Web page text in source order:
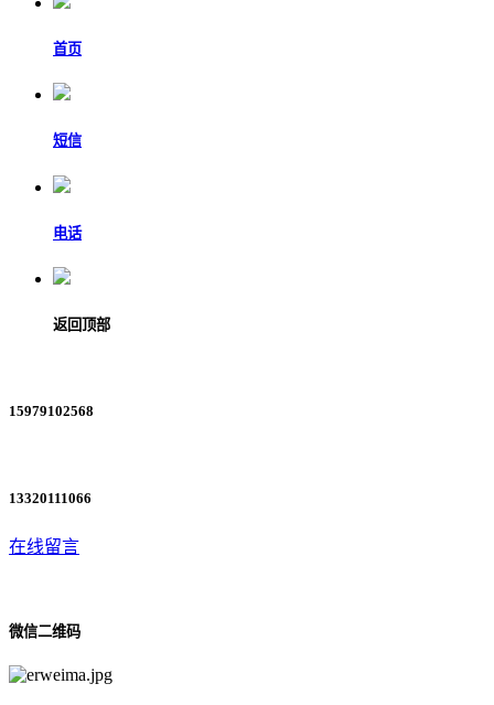
首页
短信
电话
返回顶部
15979102568
13320111066
在线留言
微信二维码